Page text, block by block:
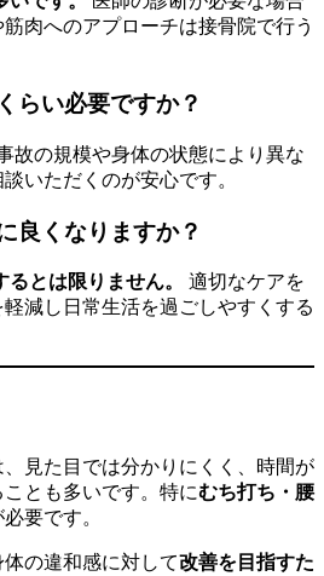
肉へのアプローチは接骨院で行う
らい必要ですか？
故の規模や身体の状態により異な
いただくのが安心です。
良くなりますか？
とは限りません。
適切なケアを
減し日常生活を過ごしやすくする
見た目では分かりにくく、時間が
とも多いです。特にむち打ち・腰
要です。
の違和感に対して改善を目指すた